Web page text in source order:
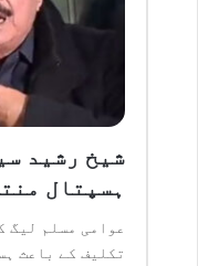
شیخ رشید
ہسپتال
عوامی مسلم لیگ
تکلیف کے باعث